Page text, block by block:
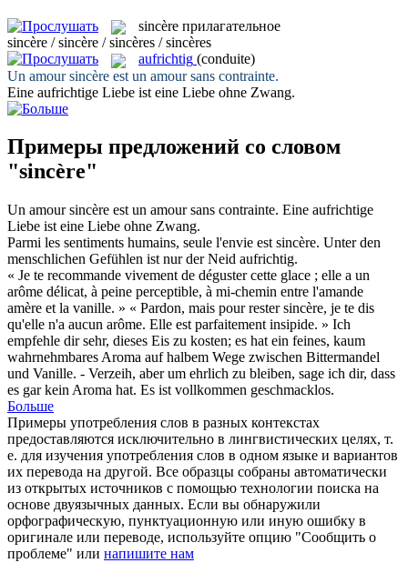
sincère прилагательное
sincère / sincère / sincères / sincères
aufrichtig (conduite)
Un amoursincère est un amour sans contrainte.
Eine aufrichtige Liebe ist eine Liebe ohne Zwang.
Примеры предложений со словом
"sincère"
Un amoursincère est un amour sans contrainte. Eine aufrichtige
Liebe ist eine Liebe ohne Zwang.
Parmi les sentiments humains, seule l'envie est sincère. Unter den
menschlichen Gefühlen ist nur der Neid aufrichtig.
« Je te recommande vivement de déguster cette glace ; elle a un
arôme délicat, à peine perceptible, à mi-chemin entre l'amande
amère et la vanille. » « Pardon, mais pour restersincère, je te dis
qu'elle n'a aucun arôme. Elle est parfaitement insipide. » Ich
empfehle dir sehr, dieses Eis zu kosten; es hat ein feines, kaum
wahrnehmbares Aroma auf halbem Wege zwischen Bittermandel
und Vanille. - Verzeih, aber um ehrlich zu bleiben, sage ich dir, dass
es gar kein Aroma hat. Es ist vollkommen geschmacklos.
Больше
Примеры употребления слов в разных контекстах
предоставляются исключительно в лингвистических целях, т.
е. для изучения употребления слов в одном языке и вариантов
их перевода на другой. Все образцы собраны автоматически
из открытых источников с помощью технологии поиска на
основе двуязычных данных. Если вы обнаружили
орфографическую, пунктуационную или иную ошибку в
оригинале или переводе, используйте опцию "Сообщить о
проблеме" или напишите нам